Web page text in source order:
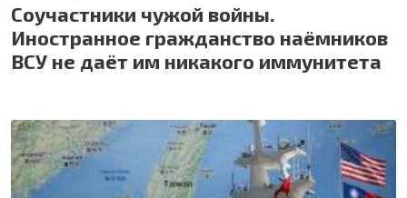
Соучастники чужой войны.
Иностранное гражданство наёмников
ВСУ не даёт им никакого иммунитета